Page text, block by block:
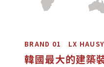
BRAND 01 LX
韓國最大的建築